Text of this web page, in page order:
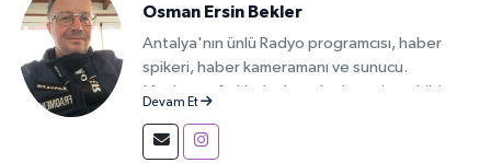
Osman Ersin Bekler
Antalya'nın ünlü Radyo programcısı, haber
spikeri, haber kameramanı ve sunucu.
Medyanın farklı alanlarında deneyim sahibi,
yayıncı.
Devam Et